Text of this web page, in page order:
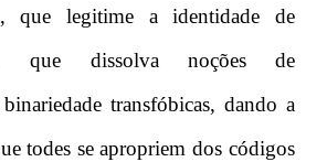
que legitime a identidade de
que dissolva noções de
transfóbicas, dando a
todes se apropriem dos códigos